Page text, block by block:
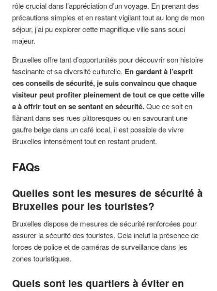
rôle crucial dans l’appréciation d’un voyage. En prenant des
précautions simples et en restant vigilant tout au long de mon
séjour, j’ai pu explorer cette magnifique ville sans souci
majeur.
Bruxelles offre tant d’opportunités pour découvrir son histoire
fascinante et sa diversité culturelle. En gardant à l’esprit
ces conseils de sécurité, je suis convaincu que chaque
visiteur peut profiter pleinement de tout ce que cette ville
a à offrir tout en se sentant en sécurité.Que ce soit en
flânant dans ses rues pittoresques ou en savourant une
gaufre belge dans un café local, il est possible de vivre
Bruxelles intensément tout en restant prudent.
FAQs
Quelles sont les mesures de sécurité à
Bruxelles pour les touristes?
Bruxelles dispose de mesures de sécurité renforcées pour
assurer la sécurité des touristes. Cela inclut la présence de
forces de police et de caméras de surveillance dans les
zones touristiques.
Quels sont les quartiers à éviter en